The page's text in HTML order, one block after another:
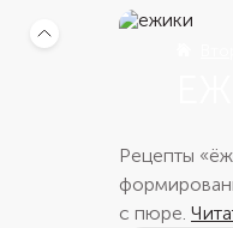
Рецепты
с пюре.